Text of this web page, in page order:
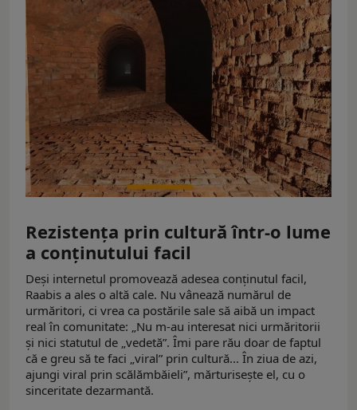
Rezistența prin cultură într-o lume
a conținutului facil
Deși internetul promovează adesea conținutul facil,
Raabis a ales o altă cale. Nu vânează numărul de
urmăritori, ci vrea ca postările sale să aibă un impact
real în comunitate: „Nu m-au interesat nici urmăritorii
și nici statutul de „vedetă”. Îmi pare rău doar de faptul
că e greu să te faci „viral” prin cultură... În ziua de azi,
ajungi viral prin scălămbăieli”, mărturisește el, cu o
sinceritate dezarmantă.